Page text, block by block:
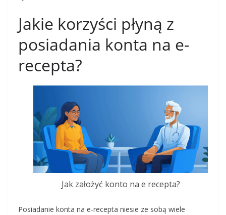
Jakie korzyści płyną z
posiadania konta na e-
recepta?
Jak założyć konto na e recepta?
Posiadanie konta na e-recepta niesie ze sobą wiele